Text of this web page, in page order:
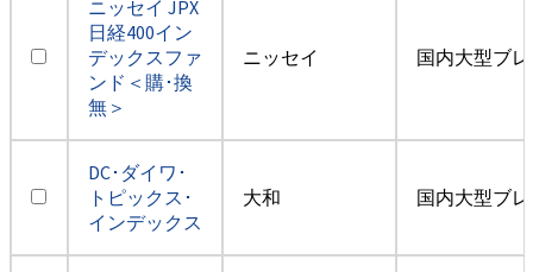
ニッセイ JPX
日経400イン
デックスファ
ンド＜購･換
無＞
ニッセイ 国内大型ブ
DC･ダイワ･
トピックス･
インデックス
大和 国内大型ブ